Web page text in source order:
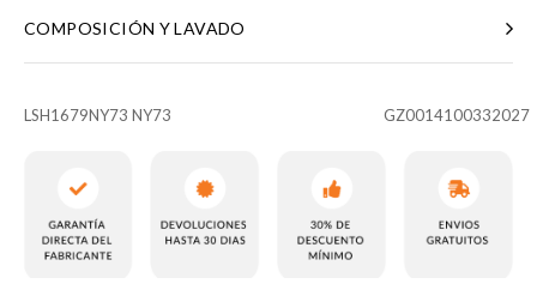
COMPOSICIÓN Y LAVADO
LSH1679NY73 NY73 GZ0014100332027